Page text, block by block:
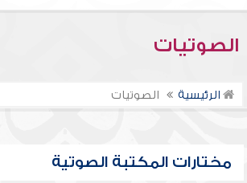
الصوتيات
الرئيسية الصوتيات
مختارات المكتبة الصوتية